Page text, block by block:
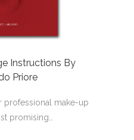
Instructions By
Priore
professional make-up
promising…